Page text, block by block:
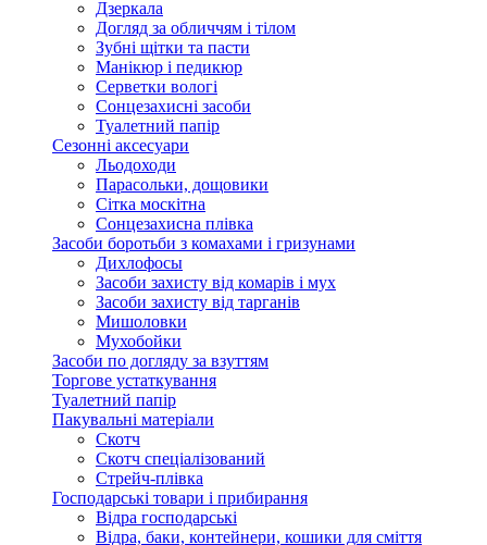
Дзеркала
Догляд за обличчям і тілом
Зубні щітки та пасти
Манікюр і педикюр
Серветки вологі
Сонцезахисні засоби
Туалетний папір
Сезонні аксесуари
Льодоходи
Парасольки, дощовики
Сітка москітна
Сонцезахисна плівка
Засоби боротьби з комахами і гризунами
Дихлофосы
Засоби захисту від комарів і мух
Засоби захисту від тарганів
Мишоловки
Мухобойки
Засоби по догляду за взуттям
Торгове устаткування
Туалетний папір
Пакувальні матеріали
Скотч
Скотч спеціалізований
Стрейч-плівка
Господарські товари і прибирання
Відра господарські
Відра, баки, контейнери, кошики для сміття